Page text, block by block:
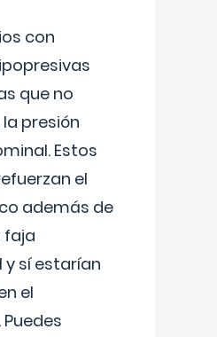
con
que no
presión
Estos
el
además de
faja
sí estarían
el